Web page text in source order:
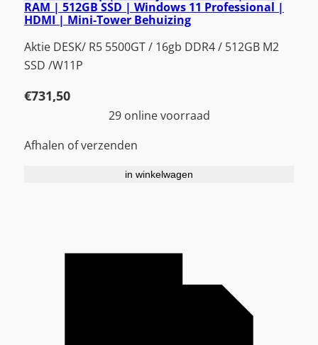
RAM | 512GB SSD | Windows 11 Professional |
HDMI | Mini-Tower Behuizing
Aktie DESK/ R5 5500GT / 16gb DDR4 / 512GB M2
SSD /W11P
€731,50
29 online voorraad
Afhalen of verzenden
in winkelwagen